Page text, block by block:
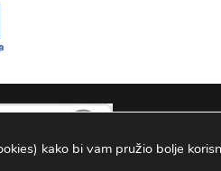
kako bi vam pružio bolje